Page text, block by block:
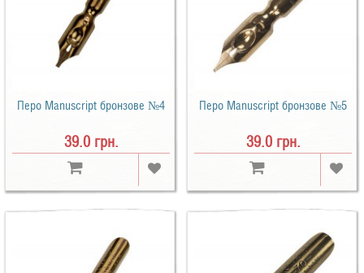
Перо Manuscript бронзове №4
39.0 грн.
Перо Manuscript бронзове №5
39.0 грн.